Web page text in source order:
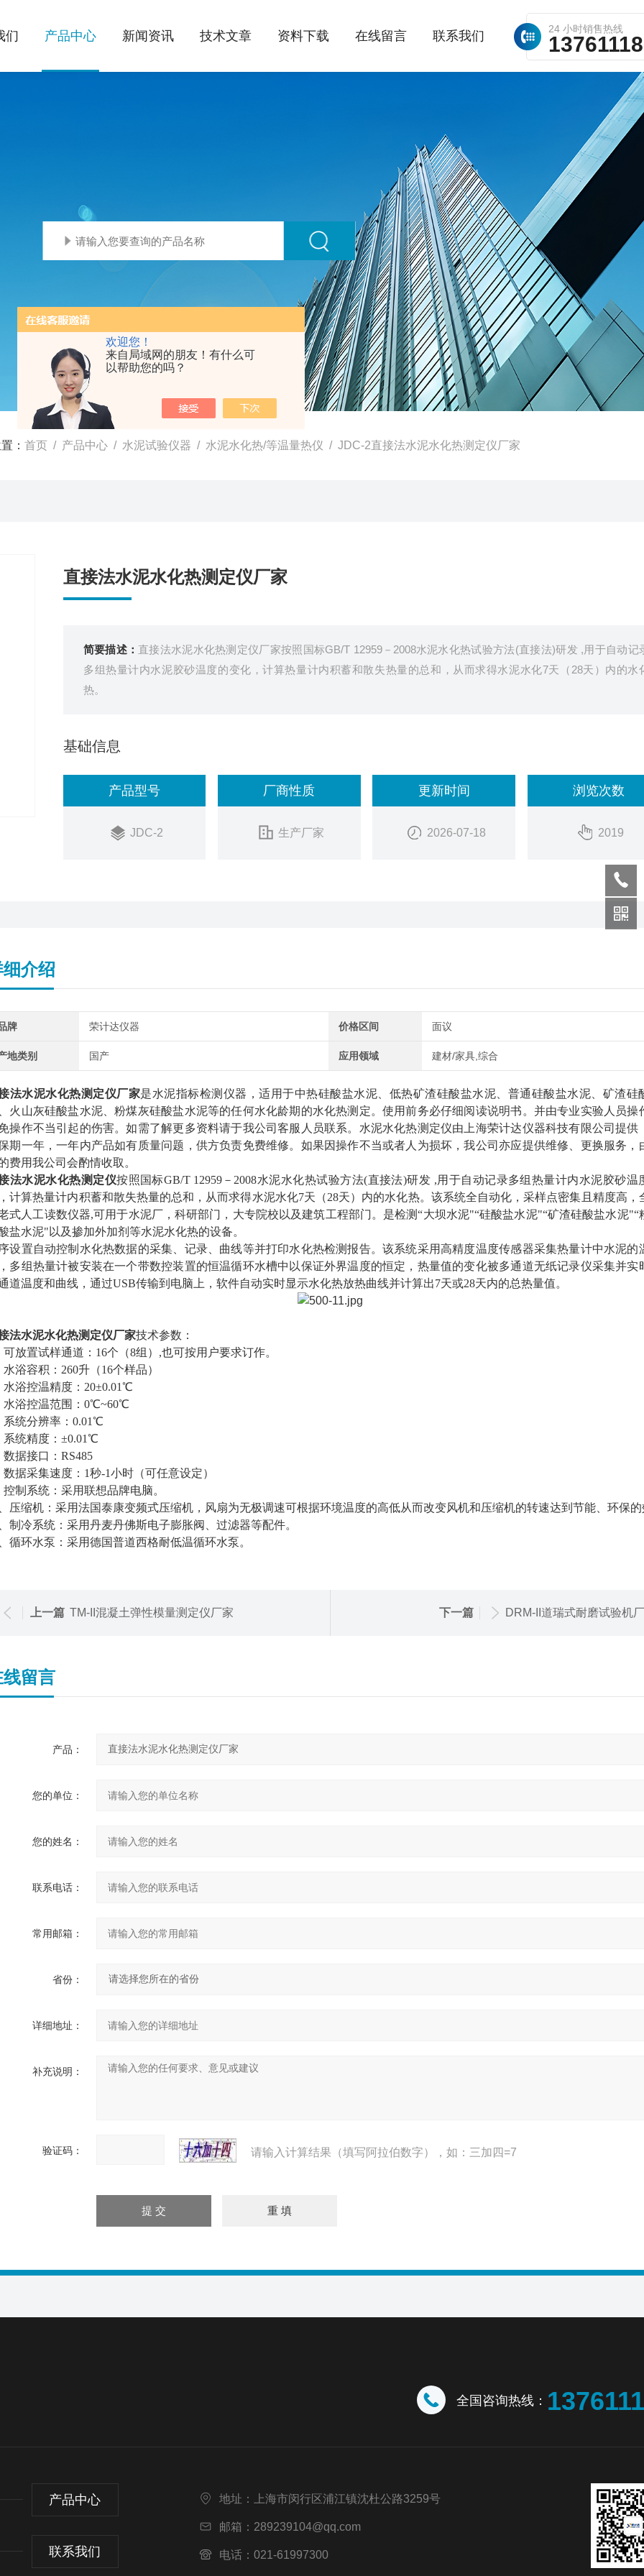
欢迎您！
来自局域网的朋友！有什么可
以帮助您的吗？
24 小时销售热线
们 产品中心 新闻资讯 技术文章 资料下载 在线留言 联系我们
： 首页 / 产品中心 / 水泥试验仪器 / 水泥水化热/等温量热仪 / JDC-2直接法水泥水化热测定仪厂家
直接法水泥水化热测定仪厂家
简要描述： 直接法水泥水化热测定仪厂家按照国标GB/T 12959－2008水泥水化热试验方法(直接法)研发 ,用于自动记
多组热量计内水泥胶砂温度的变化，计算热量计内积蓄和散失热量的总和，从而求得水泥水化7天（28天）内的水
热。
基础信息
产品型号
JDC-2
厂商性质
生产厂家
更新时间
2026-07-18
浏览次数
2019
介绍
牌 荣计达仪器 价格区间 面议
地类别 国产 应用领域 建材/家具,综合
法水泥水化热测定仪厂家是水泥指标检测仪器，适用于中热硅酸盐水泥、低热矿渣硅酸盐水泥、普通硅酸盐水泥、矿渣硅
火山灰硅酸盐水泥、粉煤灰硅酸盐水泥等的任何水化龄期的水化热测定。使用前务必仔细阅读说明书。并由专业实验人员操
操作不当引起的伤害。如需了解更多资料请于我公司客服人员联系。 水泥水化热测定仪由上海荣计达仪器科技有限公司提供
期一年，一年内产品如有质量问题，供方负责免费维修。如果因操作不当或者人为损坏，我公司亦应提供维修、更换服务，
费用我公司会酌情收取 。
法水泥水化热测定仪按照国标GB/T 12959－2008水泥水化热试验方法(直接法)研发 ,用于自动记录多组热量计内水泥胶砂温
计算热量计内积蓄和散失热量的总和，从而求得水泥水化7天（28天）内的水化热。该系统全自动化，采样点密集且精度高，
式人工读数仪器,可用于水泥厂，科研部门，大专院校以及建筑工程部门。是检测“大坝水泥"“硅酸盐水泥"“矿渣硅酸盐水泥"“
盐水泥"以及掺加外加剂等水泥水化热的设备。
设置自动控制水化热数据的采集、记录、曲线等并打印水化热检测报告。该系统采用高精度温度传感器采集热量计中水泥的
多组热量计被安装在一个带数控装置的恒温循环水槽中以保证外界温度的恒定，热量值的变化被多通道无纸记录仪采集并实
道温度和曲线，通过USB传输到电脑上，软件自动实时显示水化热放热曲线并计算出7天或28天内的总热量值。
法水泥水化热测定仪厂家技术参数：
可放置试样通道：16个（8组）,也可按用户要求订作。
水浴容积：260升（16个样品）
水浴控温精度：20±0.01℃
水浴控温范围：0℃~60℃
系统分辨率：0.01℃
系统精度：±0.01℃
数据接口：RS485
数据采集速度：1秒-1小时（可任意设定）
控制系统：采用联想品牌电脑。
压缩机：采用法国泰康变频式压缩机，风扇为无极调速可根据环境温度的高低从而改变风机和压缩机的转速达到节能、环保
制冷系统：采用丹麦丹佛斯电子膨胀阀、过滤器等配件。
循环水泵：采用德国普道西格耐低温循环水泵。
上一篇 TM-II混凝土弹性模量测定仪厂家 下一篇 DRM-II道瑞式耐磨试验机
线留言
产品：
您的单位：
您的姓名：
联系电话：
常用邮箱：
省份：
详细地址：
补充说明：
验证码： 请输入计算结果（填写阿拉伯数字），如：三加四=7
全国咨询热线：
产品中心
联系我们
地址：上海市闵行区浦江镇沈杜公路3259号
邮箱：289239104@qq.com
电话：021-61997300